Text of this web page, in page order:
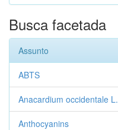
Busca facetada
Assunto
ABTS
Anacardium occidentale L.
Anthocyanins